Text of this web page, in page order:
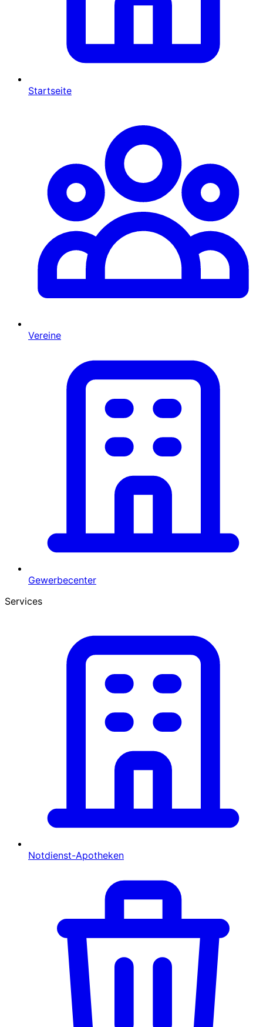
Startseite
Vereine
Gewerbecenter
Services
Notdienst-Apotheken